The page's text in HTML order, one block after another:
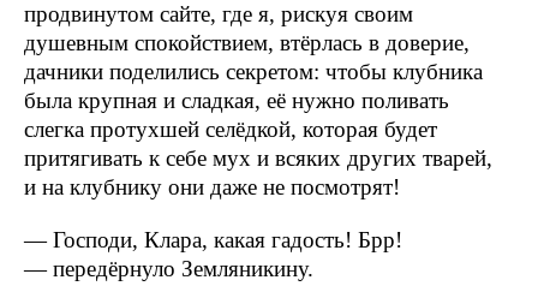
продвинутом сайте, где я, рискуя своим
душевным спокойствием, втёрлась в доверие,
дачники поделились секретом: чтобы клубника
была крупная и сладкая, её нужно поливать
слегка протухшей селёдкой, которая будет
притягивать к себе мух и всяких других тварей,
и на клубнику они даже не посмотрят!
— Господи, Клара, какая гадость! Брр!
— передёрнуло Земляникину.